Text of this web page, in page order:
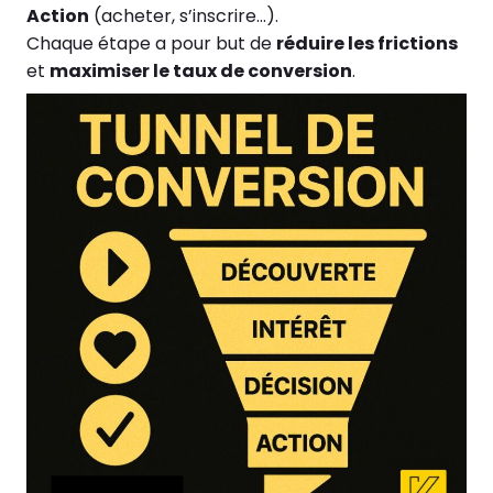
Action (acheter, s’inscrire…).
Chaque étape a pour but de réduire les frictions
et maximiser le taux de conversion.